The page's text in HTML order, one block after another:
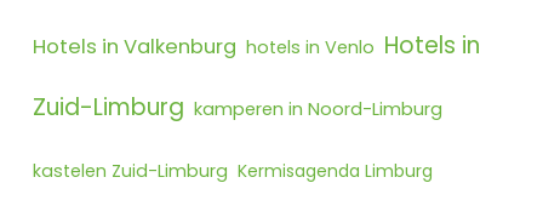
Hotels in Valkenburg hotels in Venlo Hotels in
Zuid-Limburg kamperen in Noord-Limburg
kastelen Zuid-Limburg Kermisagenda Limburg